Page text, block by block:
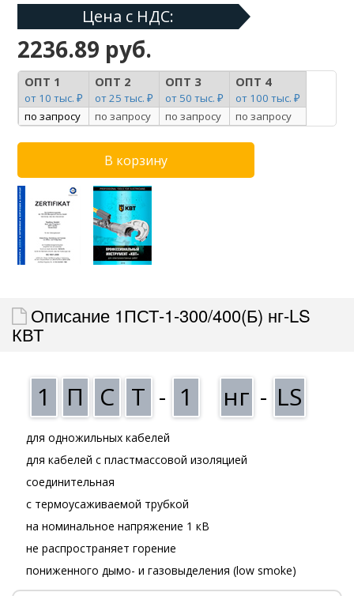
Цена с НДС:
2236.89 руб.
ОПТ 1
от 10 тыс. ₽
ОПТ 2
от 25 тыс. ₽
ОПТ 3
от 50 тыс. ₽
ОПТ 4
от 100 тыс. ₽
по запросу
по запросу по запросу по запросу
Описание 1ПСТ-1-300/400(Б) нг-LS
КВТ
1 П С Т - 1 нг - LS
для одножильных кабелей
для кабелей с пластмассовой изоляцией
соединительная
с термоусаживаемой трубкой
на номинальное напряжение 1 кВ
не распространяет горение
пониженного дымо- и газовыделения (low smoke)